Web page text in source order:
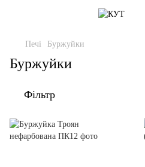
Печі Буржуйки
Буржуйки
Фільтр